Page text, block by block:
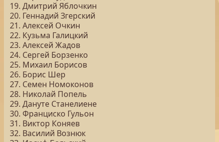
19. Дмитрий Яблочкин
20. Геннадий Згерский
21. Алексей Очкин
22. Кузьма Галицкий
23. Алексей Жадов
24. Сергей Борзенко
25. Михаил Борисов
26. Борис Шер
27. Семен Номоконов
28. Николай Попель
29. Дануте Станелиене
30. Франциско Гульон
31. Виктор Коняев
32. Василий Вознюк